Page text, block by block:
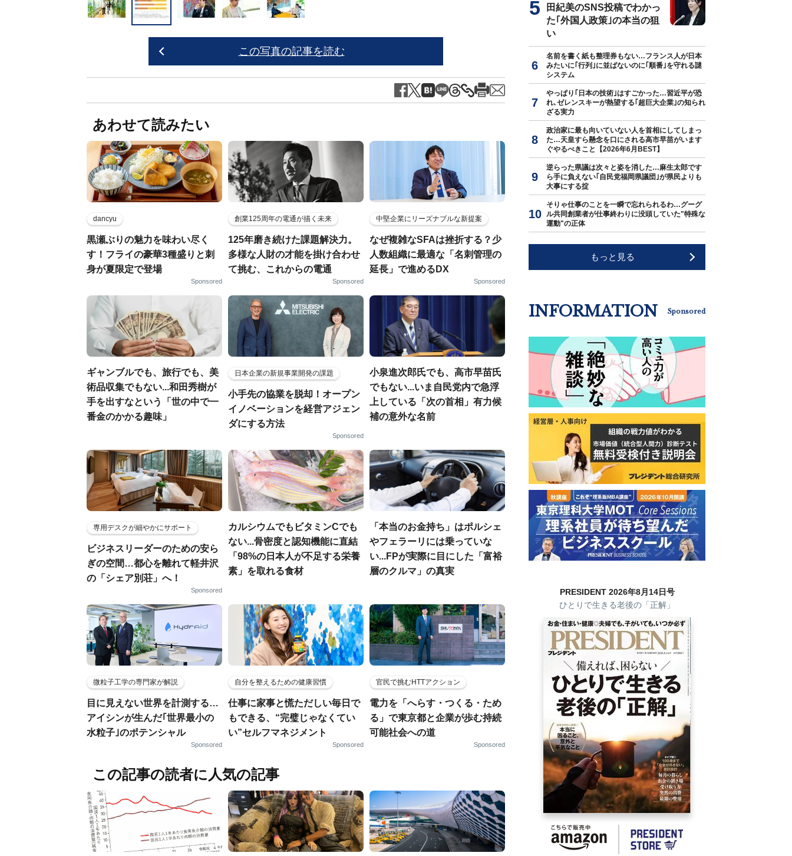
この写真の記事を読む
あわせて読みたい
dancyu
黒瀬ぶりの魅力を味わい尽く
す！フライの豪華3種盛りと刺
身が夏限定で登場
Sponsored
創業125周年の電通が描く未来
125年磨き続けた課題解決力。
多様な人財の才能を掛け合わせ
て挑む、これからの電通
Sponsored
中堅企業にリーズナブルな新提案
なぜ複雑なSFAは挫折する？少
人数組織に最適な「名刺管理の
延長」で進めるDX
Sponsored
ギャンブルでも、旅行でも、美
術品収集でもない...和田秀樹が
手を出すなという「世の中で一
番金のかかる趣味」
日本企業の新規事業開発の課題
小手先の協業を脱却！オープン
イノベーションを経営アジェン
ダにする方法
Sponsored
小泉進次郎氏でも、高市早苗氏
でもない...いま自民党内で急浮
上している「次の首相」有力候
補の意外な名前
専用デスクが細やかにサポート
ビジネスリーダーのための安ら
ぎの空間…都心を離れて軽井沢
の「シェア別荘」へ！
Sponsored
カルシウムでもビタミンCでも
ない...骨密度と認知機能に直結
「98%の日本人が不足する栄養
素」を取れる食材
「本当のお金持ち」はポルシェ
やフェラーリには乗っていな
い...FPが実際に目にした「富裕
層のクルマ」の真実
微粒子工学の専門家が解説
目に見えない世界を計測する…
アイシンが生んだ｢世界最小の
水粒子｣のポテンシャル
Sponsored
自分を整えるための健康習慣
仕事に家事と慌ただしい毎日で
もできる、“完璧じゃなくてい
い”セルフマネジメント
Sponsored
官民で挑むHTTアクション
電力を「へらす・つくる・ため
る」で東京都と企業が歩む持続
可能社会への道
Sponsored
この記事の読者に人気の記事
田紀美のSNS投稿でわかっ
た｢外国人政策｣の本当の狙
い
名前を書く紙も整理券もない…フランス人が日本
みたいに｢行列｣に並ばないのに｢順番｣を守れる謎
システム
やっぱり｢日本の技術｣はすごかった…習近平が恐
れ､ゼレンスキーが熱望する｢超巨大企業｣の知られ
ざる実力
政治家に最も向いていない人を首相にしてしまっ
た…天皇すら懸念を口にされる高市早苗がいます
ぐやるべきこと【2026年6月BEST】
逆らった県議は次々と姿を消した…麻生太郎です
ら手に負えない｢自民党福岡県議団｣が県民よりも
大事にする掟
そりゃ仕事のことを一瞬で忘れられるわ…グーグ
ル共同創業者が仕事終わりに没頭していた"特殊な
運動"の正体
もっと見る
INFORMATION Sponsored
PRESIDENT 2026年8月14日号
ひとりで生きる老後の「正解」